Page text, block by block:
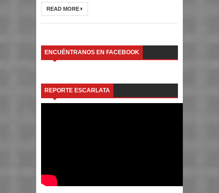
READ MORE
ENCUÉNTRANOS EN FACEBOOK
REPORTE ESCARLATA